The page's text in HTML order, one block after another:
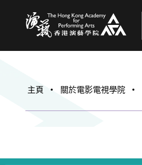
主頁 關於電影電視學院